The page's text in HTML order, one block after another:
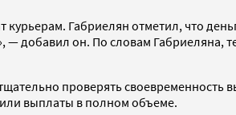
Габриелян отметил, что
добавил он. По словам Габриеляна,
проверять
выплаты в полном объеме.